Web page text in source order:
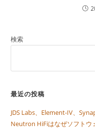
検索
最近の投稿
JDS Labs、Element-IV、
Neutron HiFiはなぜソフトウ